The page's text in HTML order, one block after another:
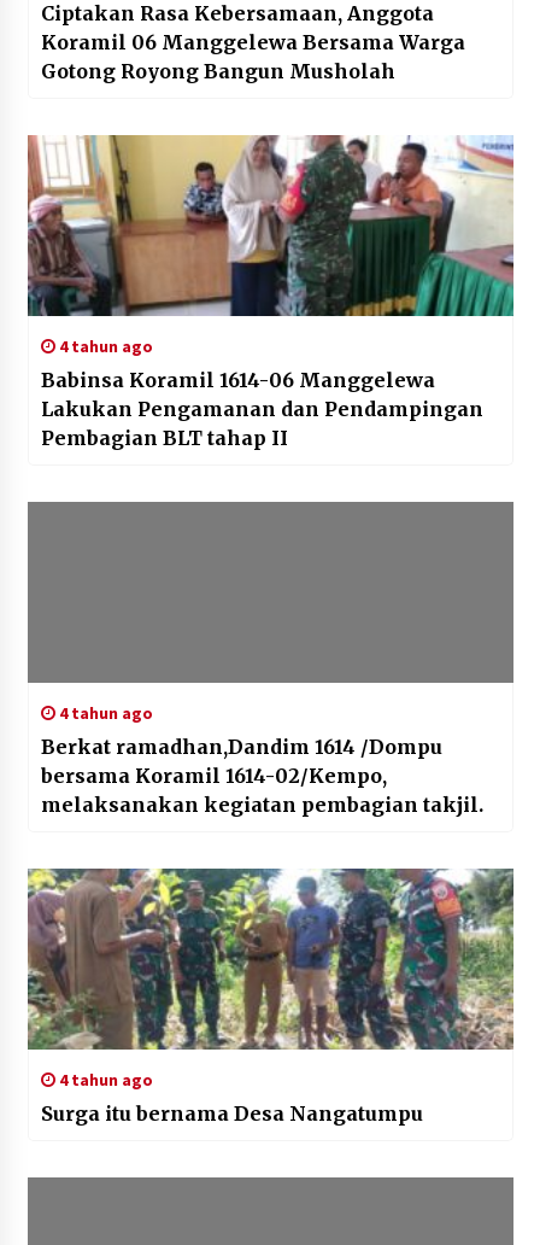
Ciptakan Rasa Kebersamaan, Anggota
Koramil 06 Manggelewa Bersama Warga
Gotong Royong Bangun Musholah
4 tahun ago
Babinsa Koramil 1614-06 Manggelewa
Lakukan Pengamanan dan Pendampingan
Pembagian BLT tahap II
4 tahun ago
Berkat ramadhan,Dandim 1614 /Dompu
bersama Koramil 1614-02/Kempo,
melaksanakan kegiatan pembagian takjil.
4 tahun ago
Surga itu bernama Desa Nangatumpu